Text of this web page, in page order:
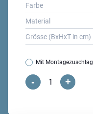
Farbe
Material
Grösse (BxHxT in cm)
Mit Montagezuschlag
-
Marie
+